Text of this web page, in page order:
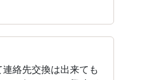
絡先交換は出来ても